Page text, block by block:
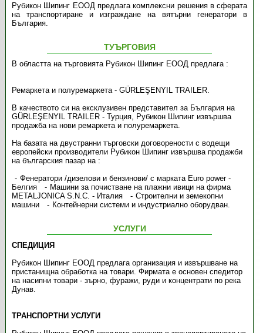
Рубикон Шипинг ЕООД предлага комплексни решения в сферата
на транспортиране и изграждане на вятърни генератори в
България.
ТУЪРГОВИЯ
В областта на търговията Рубикон Шипинг ЕООД предлага :
Ремаркета и полуремаркета - GÜRLEŞENYIL TRAILER.
В качеството си на ексклузивен представител за България на
GÜRLEŞENYIL TRAILER - Турция, Рубикон Шипинг извършва
продажба на нови ремаркета и полуремаркета.
На базата на двустранни търговски договорености с водещи
европейски производители Рубикон Шипинг извършва продажби
на българския пазар на :
Фенератори /дизелови и бензинови/ с марката Euro power -
Белгия
Машини за почистване на плажни ивици на фирма
METALJONICA S.N.C. - Италия
Строителни и земекопни
машини
Контейнерни системи и индустриaлно оборудван.
УСЛУГИ
СПЕДИЦИЯ
Рубикон Шипинг ЕООД предлага организация и извършване на
пристанищна обработка на товари. Фирмата е основен спедитор
на насипни товари - зърно, фуражи, руди и концентрати по река
Дунав.
ТРАНСПОРТНИ УСЛУГИ